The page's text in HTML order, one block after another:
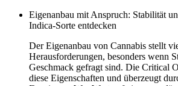
Eigenanbau mit Anspruch: Stabilität
Indica-Sorte entdecken
Der Eigenanbau von Cannabis stellt
Herausforderungen, besonders wenn
Geschmack gefragt sind. Die Critical
diese Eigenschaften und überzeugt